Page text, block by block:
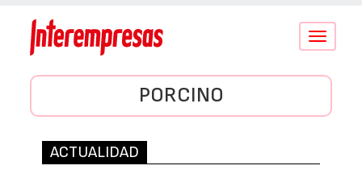
Conmutar
PORCINO
ACTUALIDAD